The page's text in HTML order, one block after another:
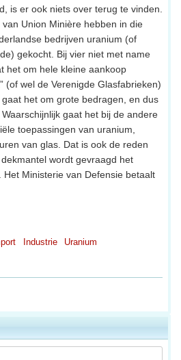
is er ook niets over terug te vinden.
Union Minière hebben in die
bedrijven uranium (of
gekocht. Bij vier niet met name
het om hele kleine aankoop
(of wel de Verenigde Glasfabrieken)
het om grote bedragen, en dus
gaat het bij de andere
toepassingen van uranium,
van glas. Dat is ook de reden
wordt gevraagd het
Ministerie van Defensie betaalt
Industrie Uranium